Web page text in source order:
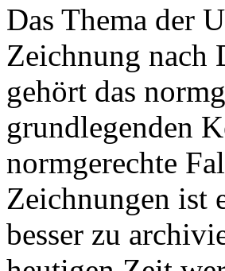
Das Thema der
Zeichnung nach
gehört das
grundlegenden
normgerechte
Zeichnungen ist
besser zu